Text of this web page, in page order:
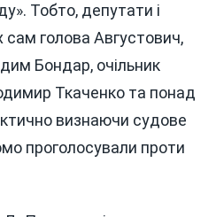
Тобто, депутати і
сам голова Августович,
Бондар, очільник
Ткаченко та понад
визнаючи судове
проголосували проти